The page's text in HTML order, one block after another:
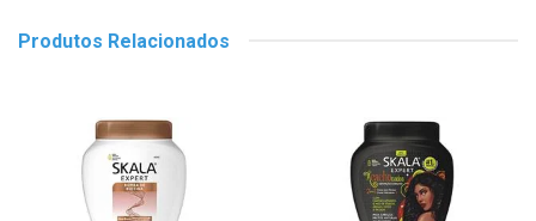
Produtos Relacionados